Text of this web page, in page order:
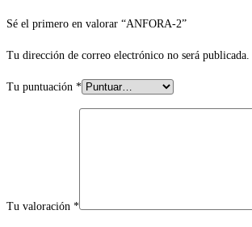
Sé el primero en valorar “ANFORA-2”
Tu dirección de correo electrónico no será publicada.
Tu puntuación *
Tu valoración *